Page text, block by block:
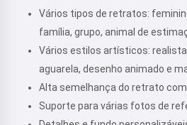
Vários tipos de retratos:
família, grupo, animal de
Vários estilos artísticos:
aguarela, desenho animado e
Alta semelhança do retrato
Suporte para várias fotos de